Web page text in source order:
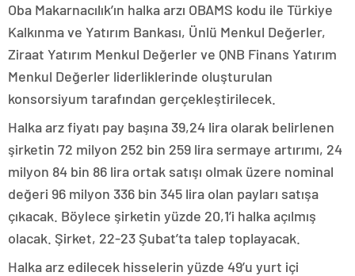
Oba Makarnacılık’ın halka arzı OBAMS kodu ile Türkiye
Kalkınma ve Yatırım Bankası, Ünlü Menkul Değerler,
Ziraat Yatırım Menkul Değerler ve QNB Finans Yatırım
Menkul Değerler liderliklerinde oluşturulan
konsorsiyum tarafından gerçekleştirilecek.
Halka arz fiyatı pay başına 39,24 lira olarak belirlenen
şirketin 72 milyon 252 bin 259 lira sermaye artırımı, 24
milyon 84 bin 86 lira ortak satışı olmak üzere nominal
değeri 96 milyon 336 bin 345 lira olan payları satışa
çıkacak. Böylece şirketin yüzde 20,1’i halka açılmış
olacak. Şirket, 22-23 Şubat’ta talep toplayacak.
Halka arz edilecek hisselerin yüzde 49’u yurt içi